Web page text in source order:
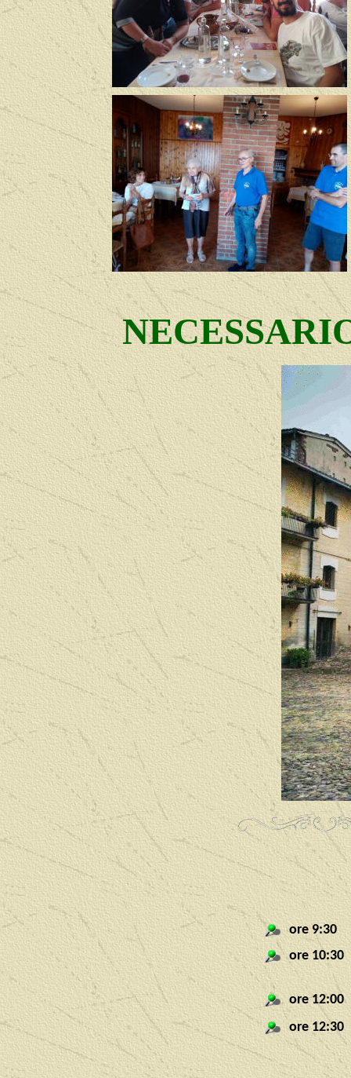
ore 9:30
ore 10:30
ore 12:00
ore 12:30